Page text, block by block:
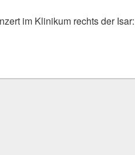
im Klinikum rechts der